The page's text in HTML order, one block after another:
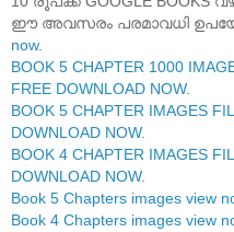
ഈ അവസരം പരമാവധി
now.
BOOK 5 CHAPTER 1000
FREE DOWNLOAD NOW.
BOOK 5 CHAPTER IMAGES
DOWNLOAD NOW.
BOOK 4 CHAPTER IMAGES
DOWNLOAD NOW.
Book 5 Chapters images view
Book 4 Chapters images view